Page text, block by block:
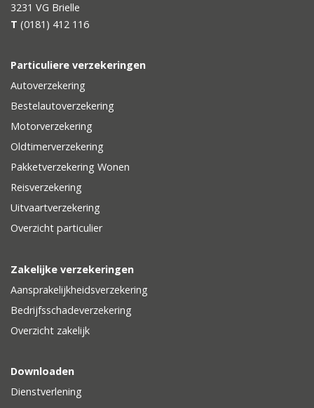
3231 VG Brielle
T (0181) 412 116
Particuliere verzekeringen
Autoverzekering
Bestelautoverzekering
Motorverzekering
Oldtimerverzekering
Pakketverzekering Wonen
Reisverzekering
Uitvaartverzekering
Overzicht particulier
Zakelijke verzekeringen
Aansprakelijkheidsverzekering
Bedrijfsschadeverzekering
Overzicht zakelijk
Downloaden
Dienstverlening